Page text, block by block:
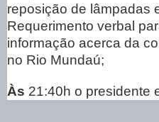
reposição de lâmpadas
Requerimento verbal
informação acerca da
no Rio Mundaú;
Às 21:40h o presidente